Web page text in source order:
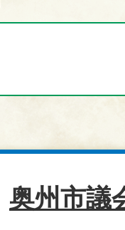
奥州市議